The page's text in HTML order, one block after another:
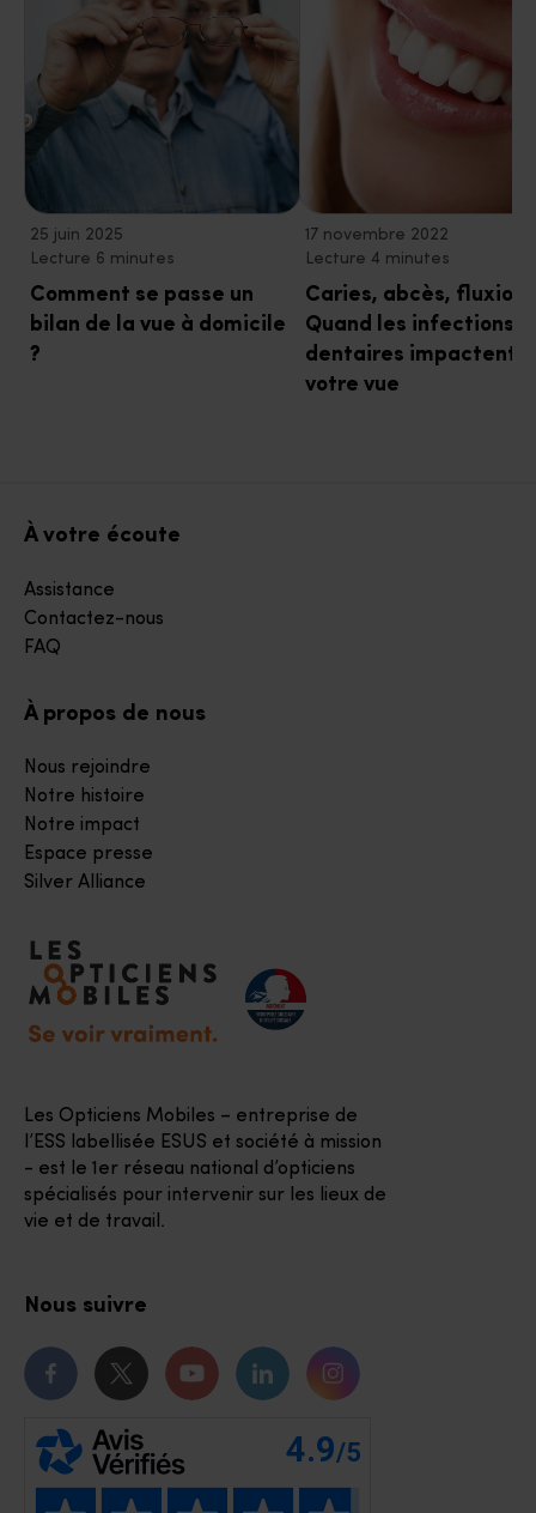
25 juin 2025
Lecture 6 minutes
Comment se passe un
bilan de la vue à domicile
?
17 novembre 2022
Lecture 4 minutes
Caries, abcès,
Quand les infections
dentaires impactent
votre vue
Accéder à notre page d'accueil
Les Opticiens Mobiles – entreprise de
l’ESS labellisée ESUS et société à mission
- est le 1er réseau national d’opticiens
spécialisés pour intervenir sur les lieux de
vie et de travail.
À votre écoute
Assistance
Contactez-nous
FAQ
À propos de nous
Nous rejoindre
Notre histoire
Notre impact
Espace presse
Silver Alliance
Nous suivre
Notre page Facebook
Notre page Twitter
Notre chaîne Youtube
Notre page Linkedin
Notre page